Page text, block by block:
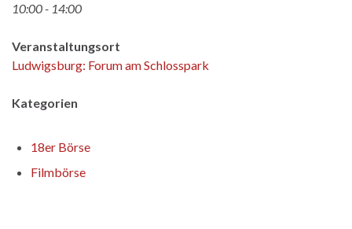
10:00 - 14:00
Veranstaltungsort
Ludwigsburg: Forum am Schlosspark
Kategorien
18er Börse
Filmbörse